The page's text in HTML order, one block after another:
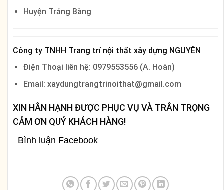
Huyện Trảng Bàng
Công ty TNHH Trang trí nội thất xây dựng NGUYÊN
Điện Thoại liên hệ: 0979553556 (A. Hoàn)
Email: xaydungtrangtrinoithat@gmail.com
XIN HÂN HẠNH ĐƯỢC PHỤC VỤ VÀ TRÂN TRỌNG
CẢM ƠN QUÝ KHÁCH HÀNG!
Bình luận Facebook